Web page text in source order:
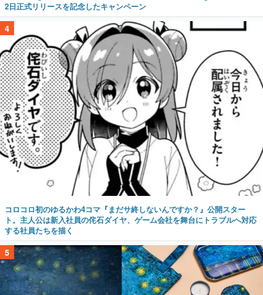
2日正式リリースを記念したキャンペーン
4
コロコロ初のゆるかわ4コマ『まだサ終しないんですか？』公開スター
ト。主人公は新入社員の侘石ダイヤ、ゲーム会社を舞台にトラブルへ対応
する社員たちを描く
5